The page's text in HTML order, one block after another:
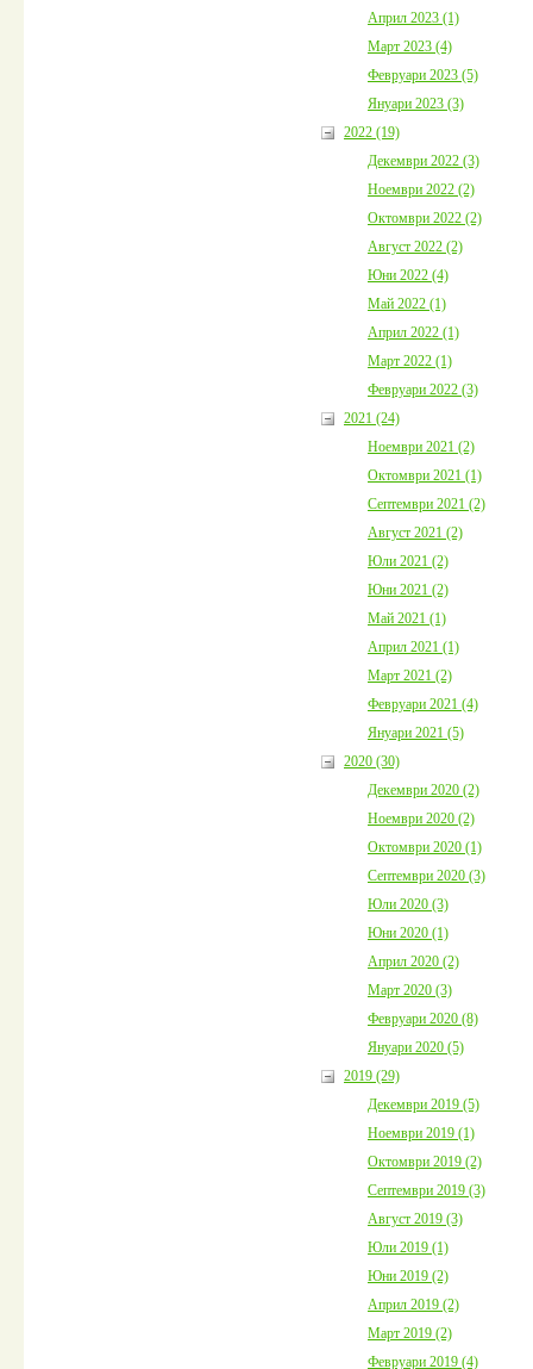
Април 2023 (1)
Март 2023 (4)
Февруари 2023 (5)
Януари 2023 (3)
2022 (19)
Декември 2022 (3)
Ноември 2022 (2)
Октомври 2022 (2)
Август 2022 (2)
Юни 2022 (4)
Май 2022 (1)
Април 2022 (1)
Март 2022 (1)
Февруари 2022 (3)
2021 (24)
Ноември 2021 (2)
Октомври 2021 (1)
Септември 2021 (2)
Август 2021 (2)
Юли 2021 (2)
Юни 2021 (2)
Май 2021 (1)
Април 2021 (1)
Март 2021 (2)
Февруари 2021 (4)
Януари 2021 (5)
2020 (30)
Декември 2020 (2)
Ноември 2020 (2)
Октомври 2020 (1)
Септември 2020 (3)
Юли 2020 (3)
Юни 2020 (1)
Април 2020 (2)
Март 2020 (3)
Февруари 2020 (8)
Януари 2020 (5)
2019 (29)
Декември 2019 (5)
Ноември 2019 (1)
Октомври 2019 (2)
Септември 2019 (3)
Август 2019 (3)
Юли 2019 (1)
Юни 2019 (2)
Април 2019 (2)
Март 2019 (2)
Февруари 2019 (4)